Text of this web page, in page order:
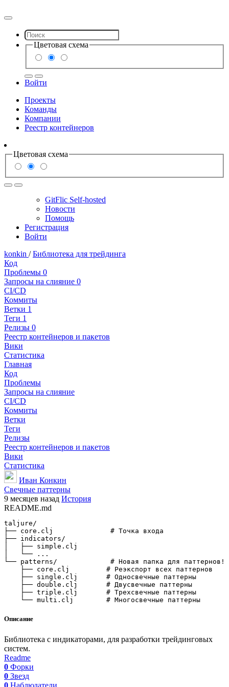
Цветовая схема
Войти
Проекты
Команды
Компании
Реестр контейнеров
Цветовая схема
GitFlic Self-hosted
Новости
Помощь
Регистрация
Войти
konkin / Библиотека для трейдинга
Код
Проблемы 0
Запросы на слияние 0
CI/CD
Коммиты
Ветки 1
Теги 1
Релизы 0
Реестр контейнеров и пакетов
Вики
Статистика
Главная
Код
Проблемы
Запросы на слияние
CI/CD
Коммиты
Ветки
Теги
Релизы
Реестр контейнеров и пакетов
Вики
Статистика
Иван Конкин
Свечные паттерны
9 месяцев назад История
README.md
taljure/
├── core.clj              # Точка входа
├── indicators/
│   ├── simple.clj
│   └── ...
└── patterns/             # Новая папка для паттернов!
    ├── core.clj         # Реэкспорт всех паттернов
    ├── single.clj       # Односвечные паттерны
    ├── double.clj       # Двусвечные паттерны
    ├── triple.clj       # Трехсвечные паттерны
Описание
Библиотека с индикаторами, для разработки трейдинговых
систем.
Readme
0 Форки
0 Звезд
0 Наблюдатели